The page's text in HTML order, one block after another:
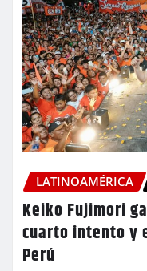
LATINOAMÉRICA
Keiko Fujimori
cuarto intento y
Perú